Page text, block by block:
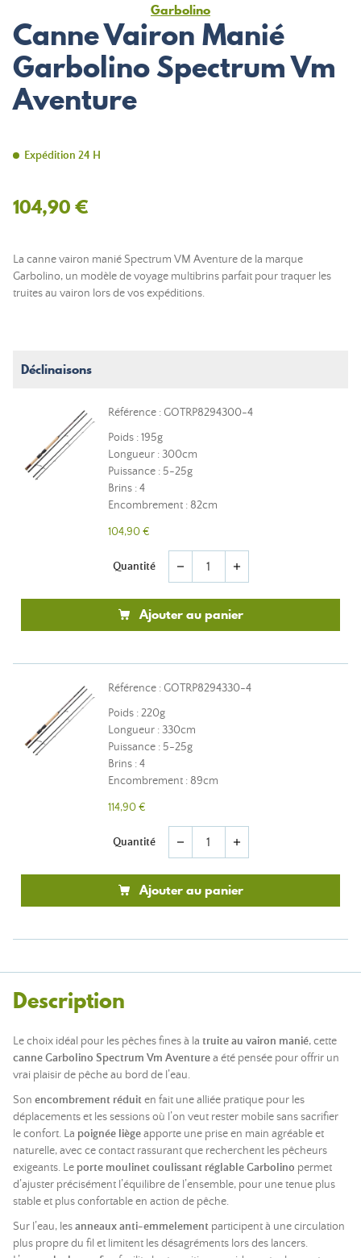
Garbolino
Canne Vairon Manié
Garbolino Spectrum Vm
Aventure
Expédition 24 H
104,90 €
La canne vairon manié Spectrum VM Aventure de la marque
Garbolino, un modèle de voyage multibrins parfait pour traquer les
truites au vairon lors de vos expéditions.
Déclinaisons
Référence : GOTRP8294300-4
Poids : 195g
Longueur : 300cm
Puissance : 5-25g
Brins : 4
Encombrement : 82cm
104,90 €
Quantité remove add
Ajouter au panier
Référence : GOTRP8294330-4
Poids : 220g
Longueur : 330cm
Puissance : 5-25g
Brins : 4
Encombrement : 89cm
114,90 €
Quantité remove add
Ajouter au panier
Description
Le choix idéal pour les pêches fines à la truite au vairon manié, cette
canne Garbolino Spectrum Vm Aventurea été pensée pour offrir un
vrai plaisir de pêche au bord de l’eau.
Son encombrement réduiten fait une alliée pratique pour les
déplacements et les sessions où l’on veut rester mobile sans sacrifier
le confort. La poignée liègeapporte une prise en main agréable et
naturelle, avec ce contact rassurant que recherchent les pêcheurs
exigeants. Le porte moulinet coulissant réglable Garbolino permet
d’ajuster précisément l’équilibre de l’ensemble, pour une tenue plus
stable et plus confortable en action de pêche.
Sur l’eau, lesanneaux anti-emmelement participent à une circulation
plus propre du fil et limitent les désagréments lors des lancers.